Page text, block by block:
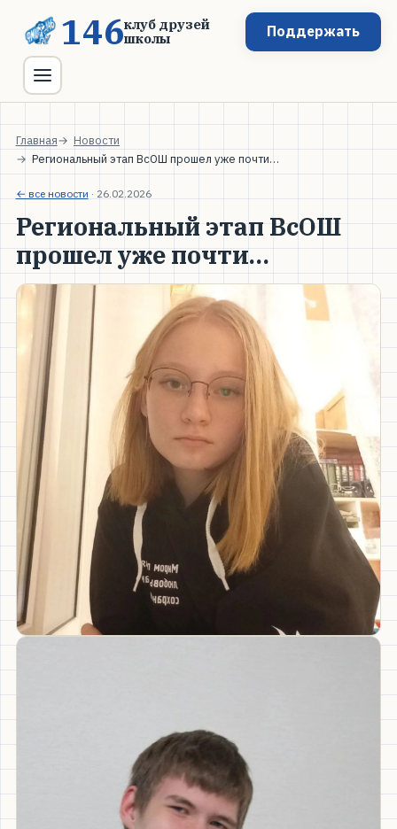
146клуб друзей
школы
Поддержать
Главная
Новости
Региональный этап ВсОШ прошел уже почти…
← все новости · 26.02.2026
Региональный этап ВсОШ
прошел уже почти…